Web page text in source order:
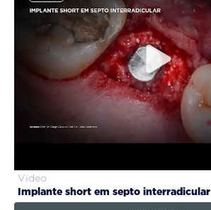
Video
Implante short em septo interradicular